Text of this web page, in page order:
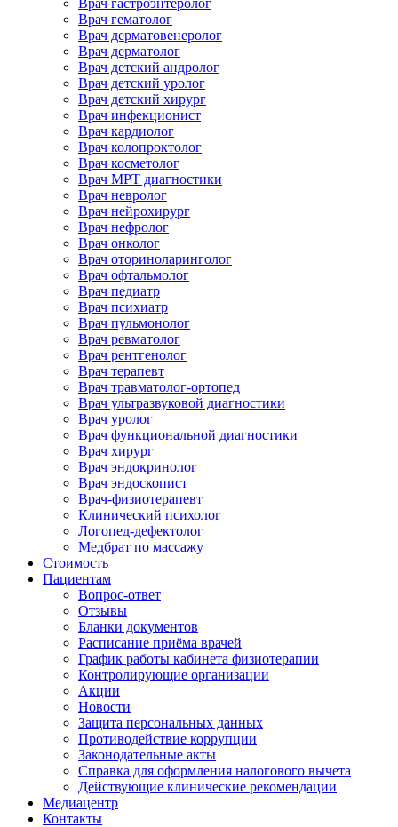
Врач гастроэнтеролог
Врач гематолог
Врач дерматовенеролог
Врач дерматолог
Врач детский андролог
Врач детский уролог
Врач детский хирург
Врач инфекционист
Врач кардиолог
Врач колопроктолог
Врач косметолог
Врач МРТ диагностики
Врач невролог
Врач нейрохирург
Врач нефролог
Врач онколог
Врач оториноларинголог
Врач офтальмолог
Врач педиатр
Врач психиатр
Врач пульмонолог
Врач ревматолог
Врач рентгенолог
Врач терапевт
Врач травматолог-ортопед
Врач ультразвуковой диагностики
Врач уролог
Врач функциональной диагностики
Врач хирург
Врач эндокринолог
Врач эндоскопист
Врач-физиотерапевт
Клинический психолог
Логопед-дефектолог
Медбрат по массажу
Стоимость
Пациентам
Вопрос-ответ
Отзывы
Бланки документов
Расписание приёма врачей
График работы кабинета физиотерапии
Контролирующие организации
Акции
Новости
Защита персональных данных
Противодействие коррупции
Законодательные акты
Справка для оформления налогового вычета
Действующие клинические рекомендации
Медиацентр
Контакты